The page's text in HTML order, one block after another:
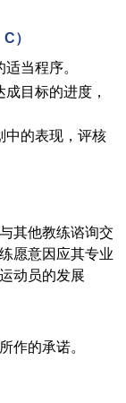
C）
当程序。
目标的进度，
中的表现，评核
其他教练谘询交
愿意因应其专业
动员的发展
作的承诺。